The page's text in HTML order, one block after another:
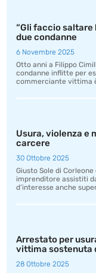
“Gli faccio saltare
due condanne
6 Novembre 2025
Otto anni a Filippo
condanne inflitte per
commerciante vittima
Usura, violenza e
carcere
30 Ottobre 2025
Giusto Sole di
imprenditore assistiti
d’interesse anche
Arrestato per
vittima sostenuta
28 Ottobre 2025